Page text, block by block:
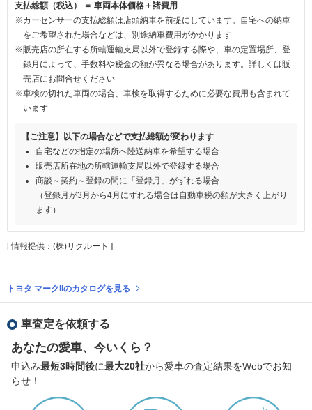
支払総額（税込） ＝ 車両本体価格＋諸費用
※カーセンサーの支払総額は店頭納車を前提にしています。自宅への納車
をご希望された場合などは、別途納車費用がかかります
※販売店の所在する所轄運輸支局以外で登録する際や、車の定置場所、登
録月によって、手数料や税金の額が異なる場合があります。詳しくは販
売店にお問合せください
※車検の切れた車両の場合、車検を取得するために必要な費用も含まれて
います
【ご注意】以下の場合などで支払総額が変わります
自宅などの指定の場所へ陸送納車を希望する場合
販売店所在地の所轄運輸支局以外で登録する場合
商談～契約～登録の間に「登録月」がずれる場合
（登録月が3月から4月にずれる場合は自動車税の額が大きく上がり
ます）
[ 情報提供：(株)リクルート ]
トヨタ マークIIのカタログを見る
車査定を依頼する
あなたの愛車、今いくら？
申込み最短3時間後に最大20社から愛車の査定結果をWebでお知
らせ！